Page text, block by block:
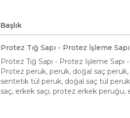
Başlık
Protez Tığ Sapı - Protez İşleme
Protez Tığ Sapı - Protez İşleme Sapı
Protez peruk, peruk, doğal saç
sentetik tül peruk, doğal saç tül
saç, erkek saçı, protez erkek peruğu,